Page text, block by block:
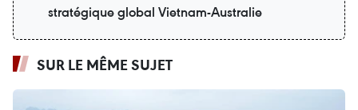
stratégique global Vietnam-Australie
SUR LE MÊME SUJET